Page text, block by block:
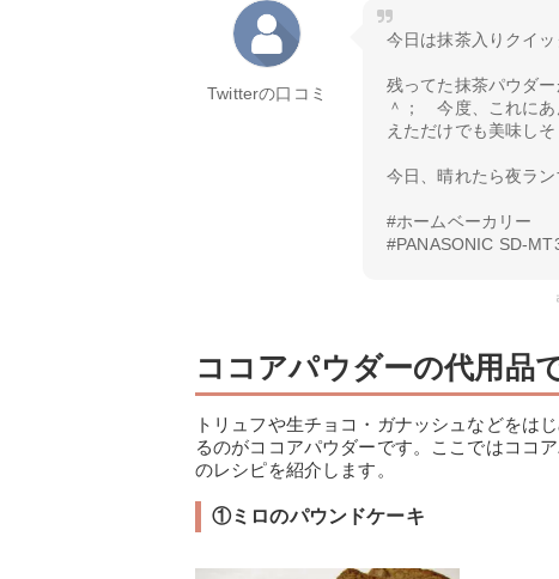
Twitterの口コミ
今日は抹茶入りクイッ
残ってた抹茶パウダ
＾； 今度、これに
えただけでも美味し
今日、晴れたら夜ラン
#ホームベーカリー
#PANASONIC SD-
ココアパウダーの代用品
トリュフや生チョコ・ガナッシュなどをは
るのがココアパウダーです。ここではココ
のレシピを紹介します。
①ミロのパウンドケーキ